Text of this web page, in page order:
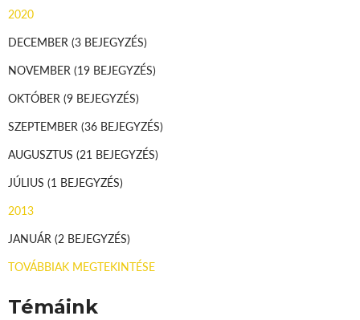
2020
DECEMBER (3 BEJEGYZÉS)
NOVEMBER (19 BEJEGYZÉS)
OKTÓBER (9 BEJEGYZÉS)
SZEPTEMBER (36 BEJEGYZÉS)
AUGUSZTUS (21 BEJEGYZÉS)
JÚLIUS (1 BEJEGYZÉS)
2013
JANUÁR (2 BEJEGYZÉS)
TOVÁBBIAK MEGTEKINTÉSE
Témáink